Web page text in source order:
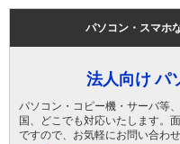
パソコン・スマホ
法人向け パ
パソコン・コピー機・サーバ等
国、どこでも対応いたします。
ですので、お気軽にお問い合わせ